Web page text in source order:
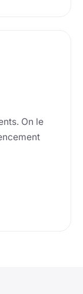
On le